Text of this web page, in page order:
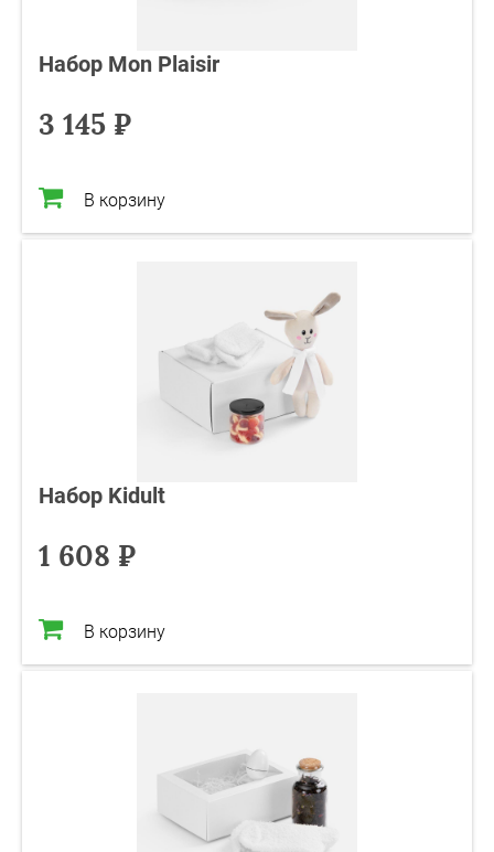
Набор Mon Plaisir
3 145 ₽
В корзину
Набор Kidult
1 608 ₽
В корзину